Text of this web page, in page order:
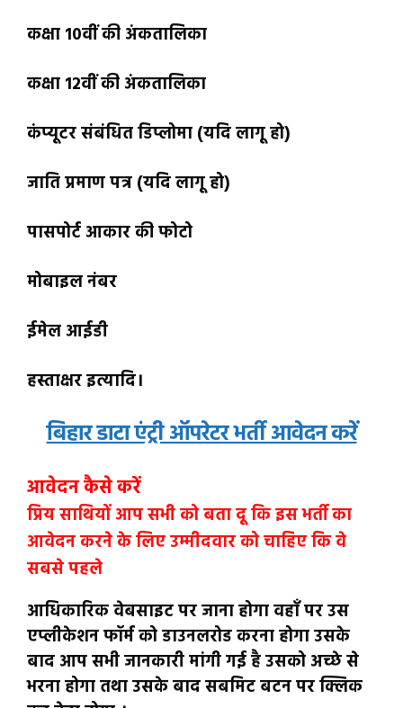
कक्षा 10वीं की अंकतालिका
कक्षा 12वीं की अंकतालिका
कंप्यूटर संबंधित डिप्लोमा (यदि लागू हो)
जाति प्रमाण पत्र (यदि लागू हो)
पासपोर्ट आकार की फोटो
मोबाइल नंबर
ईमेल आईडी
हस्ताक्षर इत्यादि।
बिहार डाटा एंट्री ऑपरेटर भर्ती आवेदन करें
आवेदन कैसे करें
प्रिय साथियों आप सभी को बता दू कि इस भर्ती का
आवेदन करने के लिए उम्मीदवार को चाहिए कि वे
सबसे पहले
आधिकारिक वेबसाइट पर जाना होगा वहाँ पर उस
एप्लीकेशन फॉर्म को डाउनलरोड करना होगा उसके
बाद आप सभीजानकारी मांगी गई है उसको अच्छे से
भरना होगा तथा उसके बाद सबमिट बटन पर क्लिक